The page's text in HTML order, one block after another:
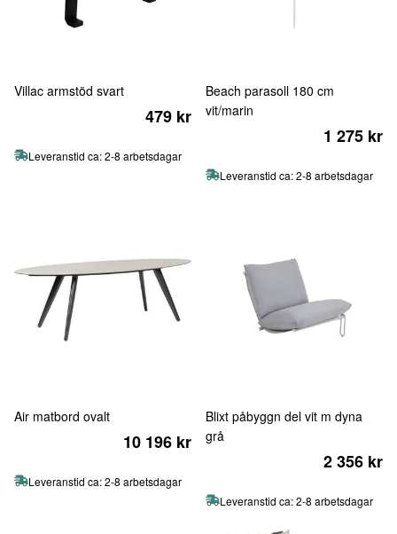
Villac armstöd svart
479 kr
Leveranstid ca: 2-8 arbetsdagar
Beach parasoll 180 cm
vit/marin
1 275 kr
Leveranstid ca: 2-8 arbetsdagar
Air matbord ovalt
10 196 kr
Leveranstid ca: 2-8 arbetsdagar
Blixt påbyggn del vit m dyna
grå
2 356 kr
Leveranstid ca: 2-8 arbetsdagar